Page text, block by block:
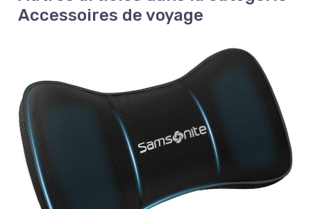
Accessoires de voyage